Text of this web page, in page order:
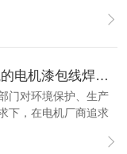
为燃料，氧气助燃，
替代高危气瓶的电机漆包线焊接新工艺
门对环境保护、生产
下，在电机厂商追求
漆包线焊接寻求安全